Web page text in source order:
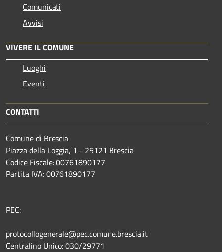
Comunicati
Avvisi
VIVERE IL COMUNE
Luoghi
Eventi
CONTATTI
Comune di Brescia
Piazza della Loggia, 1 - 25121 Brescia
Codice Fiscale: 00761890177
Partita IVA: 00761890177
PEC:
protocollogenerale@pec.comune.brescia.it
Centralino Unico: 030/29771